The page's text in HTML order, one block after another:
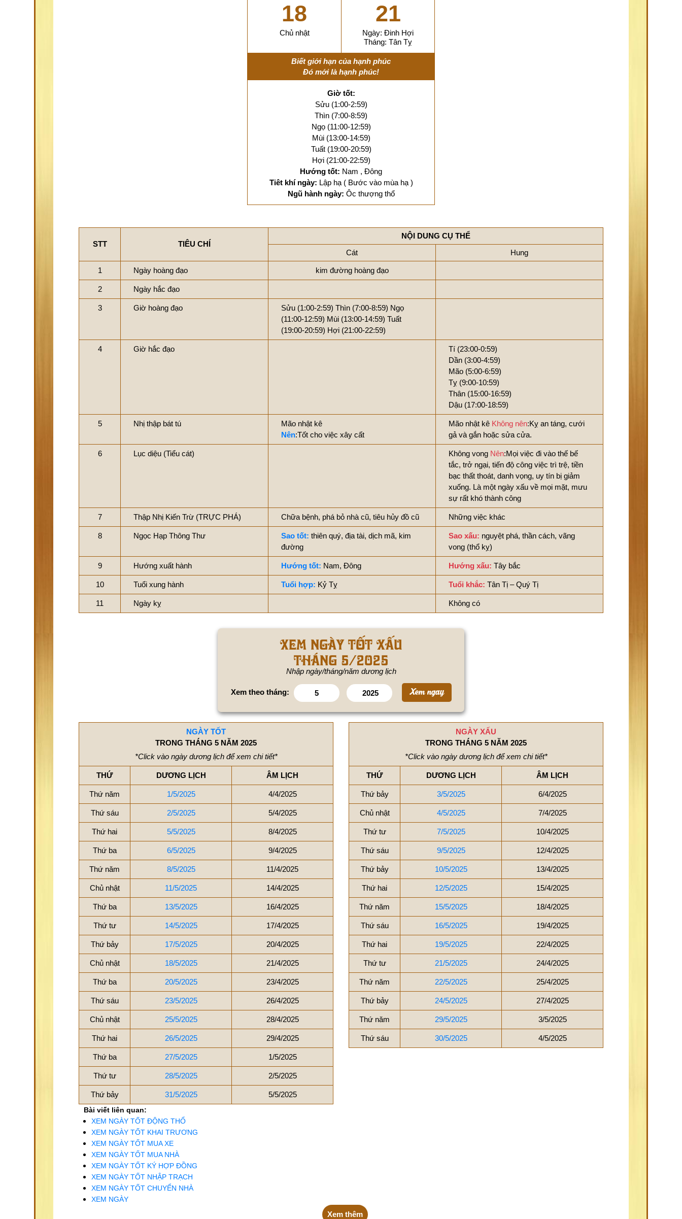
18
Chủ nhật
21
Ngày: Đinh Hợi
Tháng: Tân Tỵ
Biết giới hạn của hạnh phúc
Đó mới là hạnh phúc!
Giờ tốt:
Sửu (1:00-2:59)
Thìn (7:00-8:59)
Ngọ (11:00-12:59)
Mùi (13:00-14:59)
Tuất (19:00-20:59)
Hợi (21:00-22:59)
Hướng tốt: Nam , Đông
Tiêt khí ngày: Lập hạ ( Bước vào mùa hạ )
Ngũ hành ngày: Ôc thượng thổ
STT TIÊU CHÍ
NỘI DUNG CỤ THỂ
Cát
Hung
1 Ngày hoàng đạo kim đường hoàng đạo
2 Ngày hắc đạo
3 Giờ hoàng đạo Sửu (1:00-2:59) Thìn (7:00-8:59) Ngọ
(11:00-12:59) Mùi (13:00-14:59) Tuất
(19:00-20:59) Hợi (21:00-22:59)
4 Giờ hắc đạo
Tí (23:00-0:59)
Dần (3:00-4:59)
Mão (5:00-6:59)
Tỵ (9:00-10:59)
Thân (15:00-16:59)
Dậu (17:00-18:59)
5 Nhị thập bát tú
Mão nhật kê
Nên:Tốt cho việc xây cất
Mão nhật kê Không nên:Kỵ an táng, cưới
gả và gắn hoặc sửa cửa.
6 Lục diệu (Tiểu cát) Không vong Nên:Mọi việc đi vào thế bế
tắc, trở ngại, tiến độ công việc trì trệ, tiền
bạc thất thoát, danh vọng, uy tín bị giảm
xuống. Là một ngày xấu về mọi mặt, mưu
sự rất khó thành công
7 Thập Nhị Kiến Trừ (TRỰC PHÁ) Chữa bệnh, phá bỏ nhà cũ, tiêu hủy đồ cũ Những việc khác
8 Ngọc Hạp Thông Thư Sao tốt: thiên quý, địa tài, dịch mã, kim
đường
Sao xấu: nguyệt phá, thần cách, vãng
vong (thổ kỵ)
9 Hướng xuất hành Hướng tốt: Nam, Đông Hướng xấu: Tây bắc
10 Tuổi xung hành Tuổi hợp: Kỷ Tỵ Tuổi khắc: Tân Tị – Quý Tị
11 Ngày kỵ Không có
Xem ngày tốt xấu
tháng 5/2025
Nhập ngày/tháng/năm dương lịch
Xem theo tháng:
NGÀY TỐT
TRONG THÁNG 5 NĂM 2025
*Click vào ngày dương lịch để xem chi tiết*
THỨ DƯƠNG LỊCH ÂM LỊCH
Thứ năm 1/5/2025 4/4/2025
Thứ sáu 2/5/2025 5/4/2025
Thứ hai 5/5/2025 8/4/2025
Thứ ba 6/5/2025 9/4/2025
Thứ năm 8/5/2025 11/4/2025
Chủ nhật 11/5/2025 14/4/2025
Thứ ba 13/5/2025 16/4/2025
Thứ tư 14/5/2025 17/4/2025
Thứ bảy 17/5/2025 20/4/2025
Chủ nhật 18/5/2025 21/4/2025
Thứ ba 20/5/2025 23/4/2025
Thứ sáu 23/5/2025 26/4/2025
Chủ nhật 25/5/2025 28/4/2025
Thứ hai 26/5/2025 29/4/2025
Thứ ba 27/5/2025 1/5/2025
Thứ tư 28/5/2025 2/5/2025
Thứ bảy 31/5/2025 5/5/2025
NGÀY XẤU
TRONG THÁNG 5 NĂM 2025
*Click vào ngày dương lịch để xem chi tiết*
THỨ DƯƠNG LỊCH ÂM LỊCH
Thứ bảy 3/5/2025 6/4/2025
Chủ nhật 4/5/2025 7/4/2025
Thứ tư 7/5/2025 10/4/2025
Thứ sáu 9/5/2025 12/4/2025
Thứ bảy 10/5/2025 13/4/2025
Thứ hai 12/5/2025 15/4/2025
Thứ năm 15/5/2025 18/4/2025
Thứ sáu 16/5/2025 19/4/2025
Thứ hai 19/5/2025 22/4/2025
Thứ tư 21/5/2025 24/4/2025
Thứ năm 22/5/2025 25/4/2025
Thứ bảy 24/5/2025 27/4/2025
Thứ năm 29/5/2025 3/5/2025
Thứ sáu 30/5/2025 4/5/2025
Bài viết liên quan:
XEM NGÀY TỐT ĐỘNG THỔ
XEM NGÀY TỐT KHAI TRƯƠNG
XEM NGÀY TỐT MUA XE
XEM NGÀY TỐT MUA NHÀ
XEM NGÀY TỐT KÝ HỢP ĐỒNG
XEM NGÀY TỐT NHẬP TRẠCH
XEM NGÀY TỐT CHUYỂN NHÀ
XEM NGÀY
Xem thêm